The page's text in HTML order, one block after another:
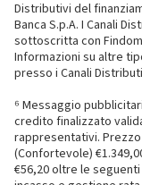
Distributivi del
Banca S.p.A. I Canali
sottoscritta con
Informazioni su altre
presso i Canali
⁶ Messaggio
credito finalizzato
rappresentativi.
(Confortevole)
€56,20 oltre le